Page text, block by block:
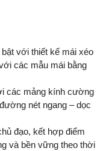
với thiết kế mái xéo
các mẫu mái bằng
các mảng kính cường
nét ngang – dọc
đạo, kết hợp điểm
và bền vững theo thời